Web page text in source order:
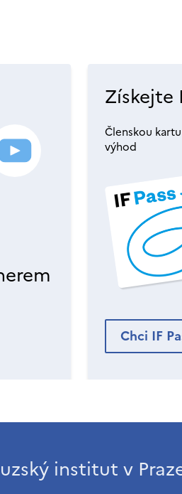
Získejte
Členskou
výhod
Chci IF
institut v